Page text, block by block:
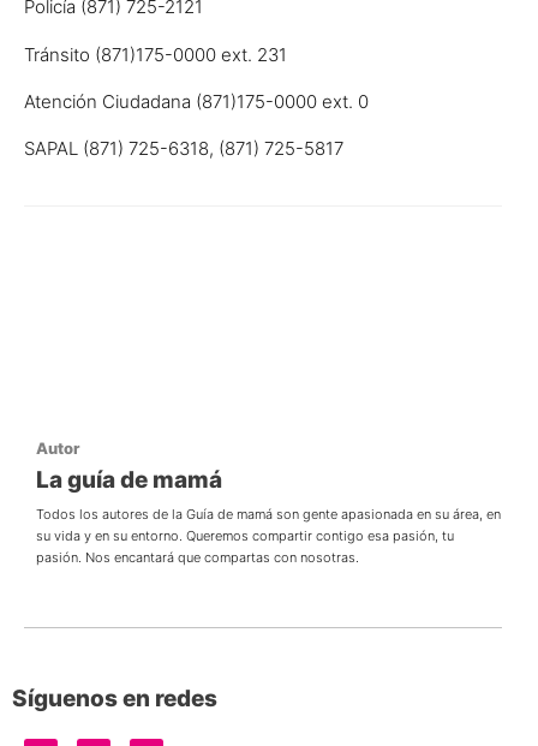
Policía (871) 725-2121
Tránsito (871)175-0000 ext. 231
Atención Ciudadana (871)175-0000 ext. 0
SAPAL (871) 725-6318, (871) 725-5817
Autor
La guía de mamá
Todos los autores de la Guía de mamá son gente apasionada en su área, en
su vida y en su entorno. Queremos compartir contigo esa pasión, tu
pasión. Nos encantará que compartas con nosotras.
Síguenos en redes